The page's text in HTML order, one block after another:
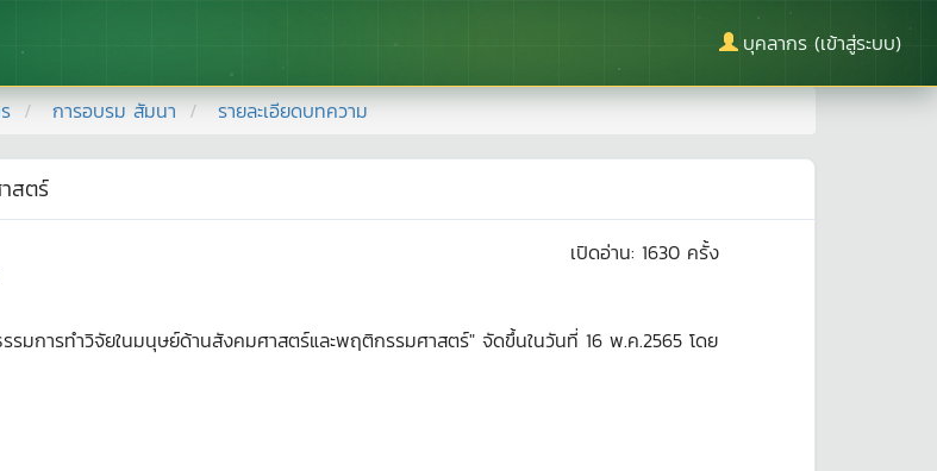
บุคลากร (เข้าสู่ระบบ)
การอบรม สัมนา รายละเอียดบทความ
สตร์
เปิดอ่าน: 1630 ครั้ง
มการทำวิจัยในมนุษย์ด้านสังคมศาสตร์และพฤติกรรมศาสตร์" จัดขึ้นในวันที่ 16 พ.ค.2565 โดย